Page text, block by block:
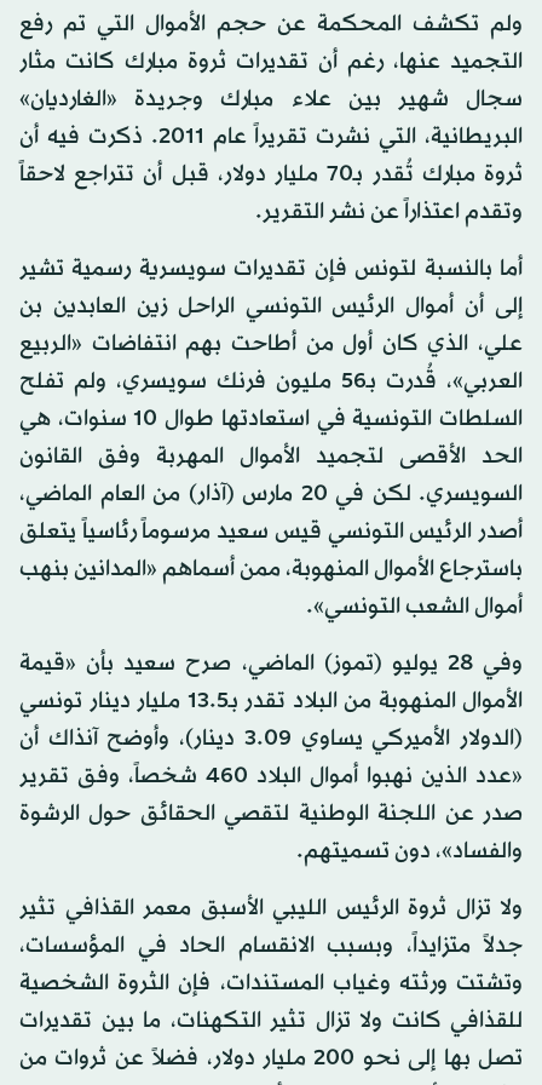
ولم تكشف المحكمة عن حجم الأموال التي تم رفع
التجميد عنها، رغم أن تقديرات ثروة مبارك كانت مثار
سجال شهير بين علاء مبارك وجريدة «الغارديان»
البريطانية، التي نشرت تقريراً عام 2011. ذكرت فيه أن
ثروة مبارك تُقدر بـ70 مليار دولار، قبل أن تتراجع لاحقاً
وتقدم اعتذاراً عن نشر التقرير.
أما بالنسبة لتونس فإن تقديرات سويسرية رسمية تشير
إلى أن أموال الرئيس التونسي الراحل زين العابدين بن
علي، الذي كان أول من أطاحت بهم انتفاضات «الربيع
العربي»، قُدرت بـ56 مليون فرنك سويسري، ولم تفلح
السلطات التونسية في استعادتها طوال 10 سنوات، هي
الحد الأقصى لتجميد الأموال المهربة وفق القانون
السويسري. لكن في 20 مارس (آذار) من العام الماضي،
أصدر الرئيس التونسي قيس سعيد مرسوماً رئاسياً يتعلق
باسترجاع الأموال المنهوبة، ممن أسماهم «المدانين بنهب
أموال الشعب التونسي».
وفي 28 يوليو (تموز) الماضي، صرح سعيد بأن «قيمة
الأموال المنهوبة من البلاد تقدر بـ13.5 مليار دينار تونسي
(الدولار الأميركي يساوي 3.09 دينار)، وأوضح آنذاك أن
«عدد الذين نهبوا أموال البلاد 460 شخصاً، وفق تقرير
صدر عن اللجنة الوطنية لتقصي الحقائق حول الرشوة
والفساد»، دون تسميتهم.
ولا تزال ثروة الرئيس الليبي الأسبق معمر القذافي تثير
جدلاً متزايداً، وبسبب الانقسام الحاد في المؤسسات،
وتشتت ورثته وغياب المستندات، فإن الثروة الشخصية
للقذافي كانت ولا تزال تثير التكهنات، ما بين تقديرات
تصل بها إلى نحو 200 مليار دولار، فضلاً عن ثروات من